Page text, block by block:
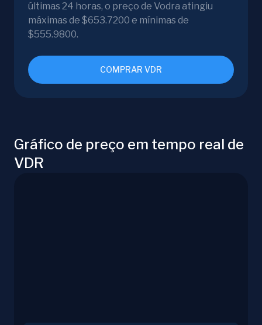
últimas 24 horas, o preço de Vodra atingiu
máximas de $653.7200 e mínimas de
$555.9800.
COMPRAR VDR
Gráfico de preço em tempo real de
VDR